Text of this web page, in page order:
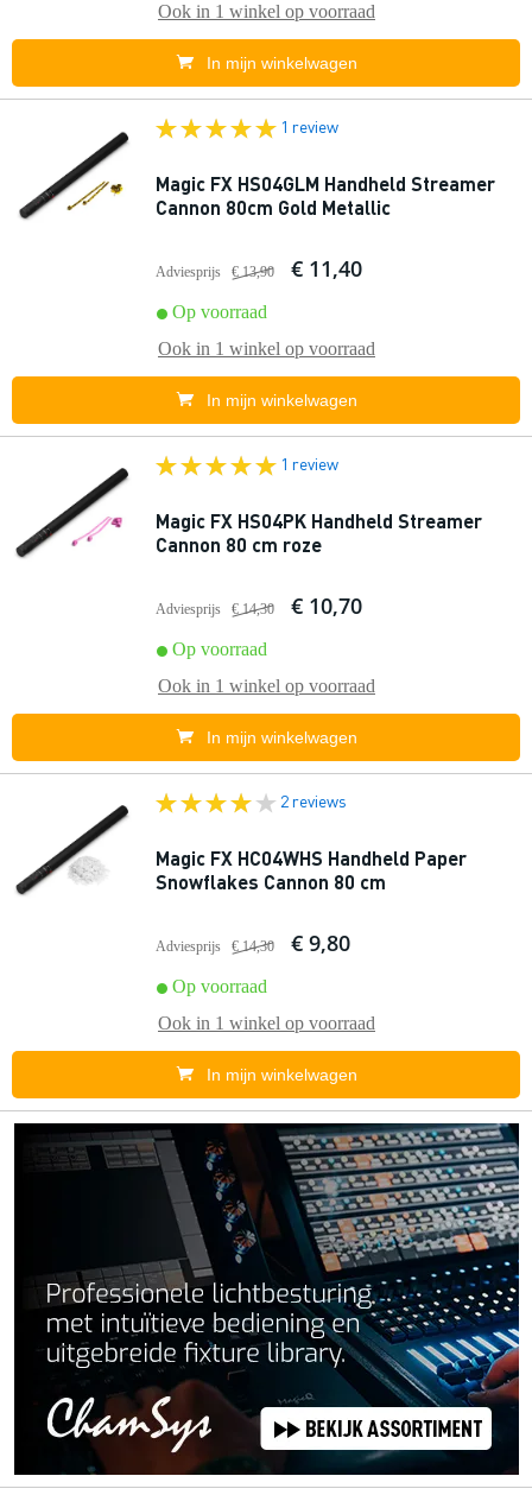
Ook in 1 winkel op voorraad
In mijn winkelwagen
1 review
Magic FX HS04GLM Handheld Streamer
Cannon 80cm Gold Metallic
Adviesprijs € 13,90 € 11,40
Op voorraad
Ook in 1 winkel op voorraad
In mijn winkelwagen
1 review
Magic FX HS04PK Handheld Streamer
Cannon 80 cm roze
Adviesprijs € 14,30 € 10,70
Op voorraad
Ook in 1 winkel op voorraad
In mijn winkelwagen
2 reviews
Magic FX HC04WHS Handheld Paper
Snowflakes Cannon 80 cm
Adviesprijs € 14,30 € 9,80
Op voorraad
Ook in 1 winkel op voorraad
In mijn winkelwagen